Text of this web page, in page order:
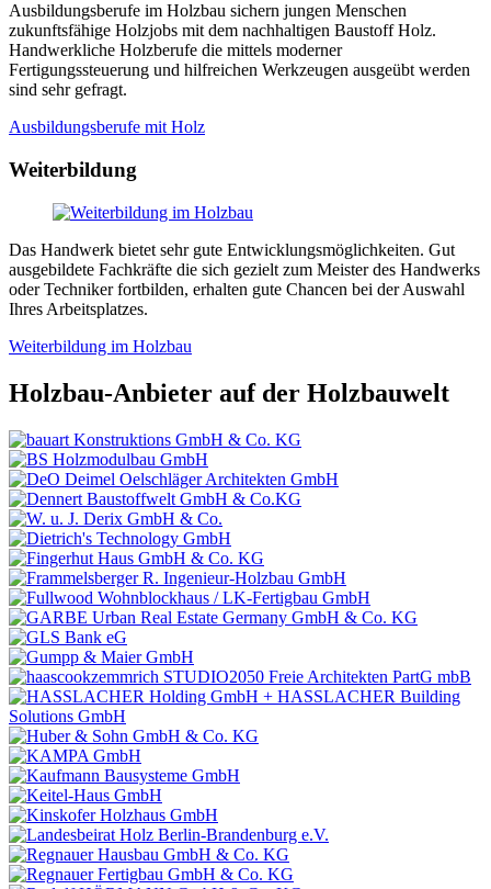
Ausbildungsberufe im Holzbau sichern jungen Menschen
zukunftsfähige Holzjobs mit dem nachhaltigen Baustoff Holz.
Handwerkliche Holzberufe die mittels moderner
Fertigungssteuerung und hilfreichen Werkzeugen ausgeübt werden
sind sehr gefragt.
Ausbildungsberufe mit Holz
Weiterbildung
Das Handwerk bietet sehr gute Entwicklungsmöglichkeiten. Gut
ausgebildete Fachkräfte die sich gezielt zum Meister des Handwerks
oder Techniker fortbilden, erhalten gute Chancen bei der Auswahl
Ihres Arbeitsplatzes.
Weiterbildung im Holzbau
Holzbau-Anbieter auf der Holzbauwelt